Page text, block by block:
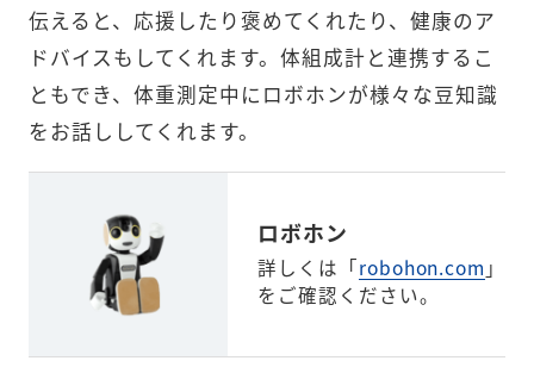
伝えると、応援したり褒めてくれたり、健康のア
ドバイスもしてくれます。体組成計と連携するこ
ともでき、体重測定中にロボホンが様々な豆知識
をお話ししてくれます。
ロボホン
詳しくは「robohon.com 」
をご確認ください。